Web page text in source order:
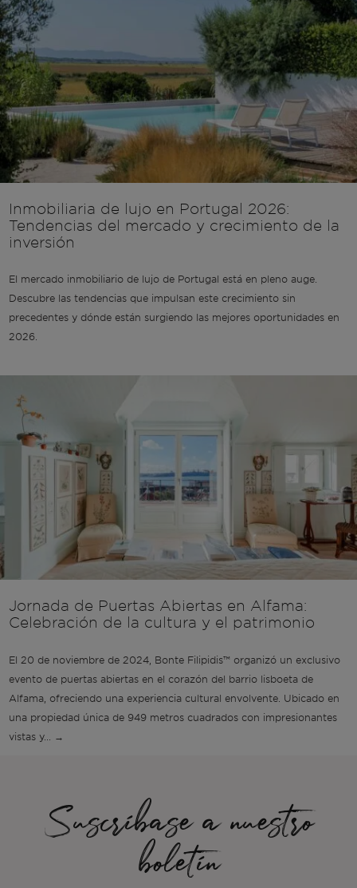
Inmobiliaria de lujo en Portugal 2026:
Tendencias del mercado y crecimiento de la
inversión
El mercado inmobiliario de lujo de Portugal está en pleno auge.
Descubre las tendencias que impulsan este crecimiento sin
precedentes y dónde están surgiendo las mejores oportunidades en
2026.
Jornada de Puertas Abiertas en Alfama:
Celebración de la cultura y el patrimonio
El 20 de noviembre de 2024, Bonte Filipidis™ organizó un exclusivo
evento de puertas abiertas en el corazón del barrio lisboeta de
Alfama, ofreciendo una experiencia cultural envolvente. Ubicado en
una propiedad única de 949 metros cuadrados con impresionantes
vistas y... →
Suscríbase a nuestro
boletín